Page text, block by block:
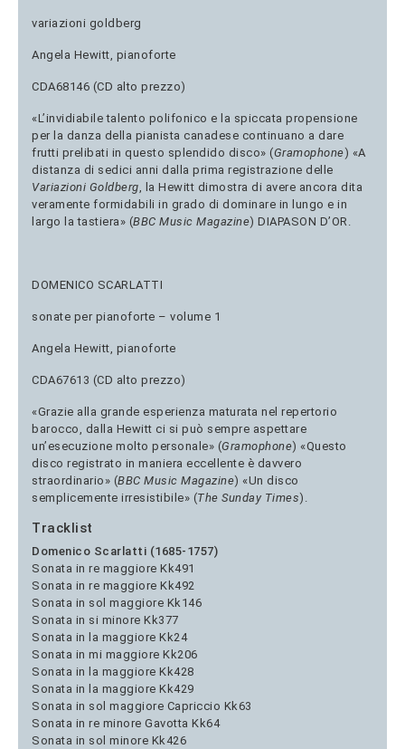
variazioni goldberg
Angela Hewitt, pianoforte
CDA68146 (CD alto prezzo)
«L’invidiabile talento polifonico e la spiccata propensione
per la danza della pianista canadese continuano a dare
frutti prelibati in questo splendido disco» (Gramophone) «A
distanza di sedici anni dalla prima registrazione delle
Variazioni Goldberg , la Hewitt dimostra di avere ancora dita
veramente formidabili in grado di dominare in lungo e in
largo la tastiera» (BBC Music Magazine) DIAPASON D’OR.
DOMENICO SCARLATTI
sonate per pianoforte – volume 1
Angela Hewitt, pianoforte
CDA67613 (CD alto prezzo)
«Grazie alla grande esperienza maturata nel repertorio
barocco, dalla Hewitt ci si può sempre aspettare
un’esecuzione molto personale» (Gramophone) «Questo
disco registrato in maniera eccellente è davvero
straordinario» (BBC Music Magazine) «Un disco
semplicemente irresistibile» (The Sunday Times).
Tracklist
Domenico Scarlatti (1685-1757)
Sonata in re maggiore Kk491
Sonata in re maggiore Kk492
Sonata in sol maggiore Kk146
Sonata in si minore Kk377
Sonata in la maggiore Kk24
Sonata in mi maggiore Kk206
Sonata in la maggiore Kk428
Sonata in la maggiore Kk429
Sonata in sol maggiore Capriccio Kk63
Sonata in re minore Gavotta Kk64
Sonata in sol minore Kk426